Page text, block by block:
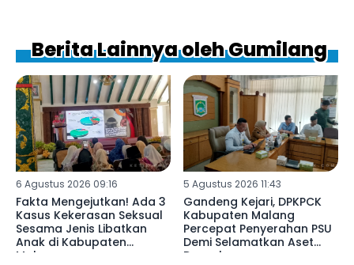
Berita Lainnya oleh Gumilang
6 Agustus 2026 09:16
Fakta Mengejutkan! Ada 3
Kasus Kekerasan Seksual
Sesama Jenis Libatkan
Anak di Kabupaten
Malang ‎
5 Agustus 2026 11:43
Gandeng Kejari, DPKPCK
Kabupaten Malang
Percepat Penyerahan PSU
Demi Selamatkan Aset
Daerah ‎